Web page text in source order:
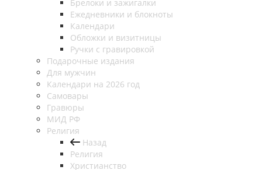
Брелоки и зажигалки
Ежедневники и блокноты
Календари
Обложки и визитницы
Ручки с гравировкой
Подарочные издания
Для мужчин
Календари на 2026 год
Самовары
Гравюры
МИД РФ
Религия
Назад
Религия
Христианство